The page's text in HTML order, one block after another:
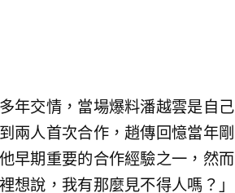
年交情，當場爆料潘越雲是自己
兩人首次合作，趙傳回憶當年剛
早期重要的合作經驗之一，然而
想說，我有那麼見不得人嗎？」